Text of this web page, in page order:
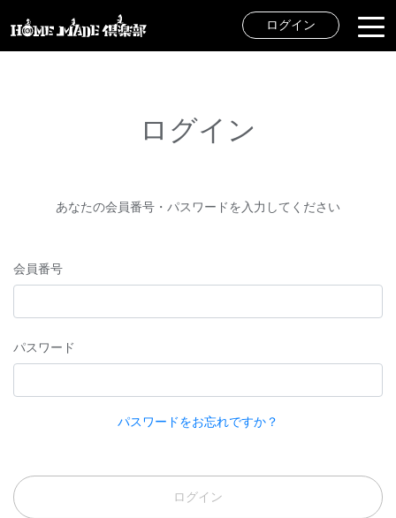
ログイン
ログイン
あなたの会員番号・パスワードを入力してください
会員番号
パスワード
パスワードをお忘れですか？
ログイン